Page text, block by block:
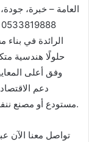
العامة – خبرة،
الرائدة في
حلولًا هندسية
وفق أعلى
دعم
مستودع أو مصنع ننفذه مزيجًا بين التصميم الذكي والتكلفة المناسبة.